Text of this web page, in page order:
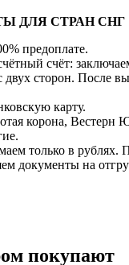
ДЛЯ СТРАН СНГ
предоплате.
счёт:
сторон. После
карту.
корона, Вестерн
только в рублях.
документы на
покупают